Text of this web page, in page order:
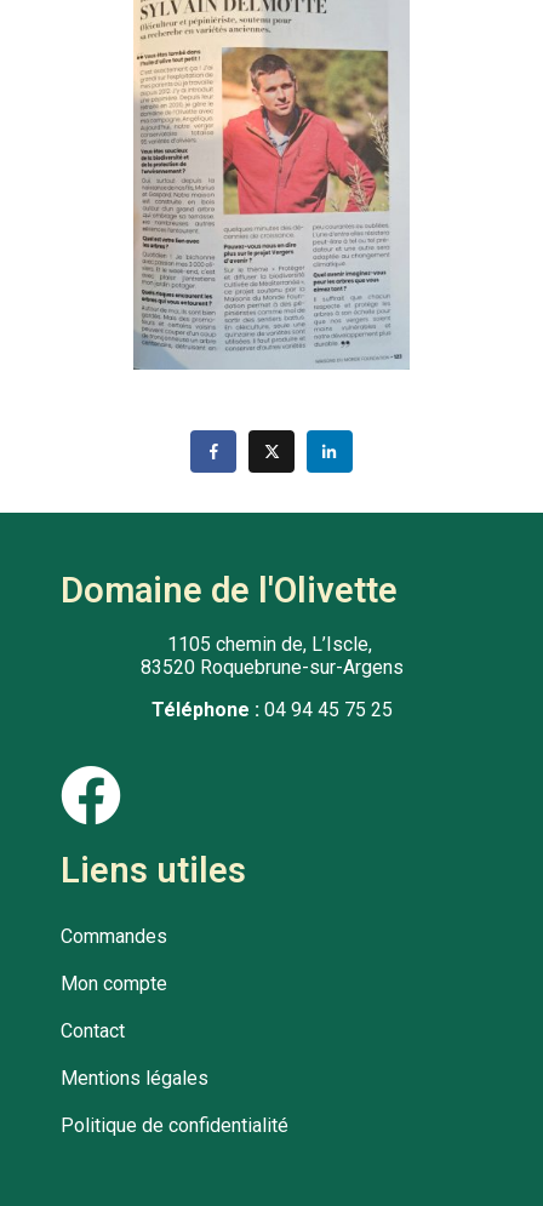
Domaine de l'Olivette
1105 chemin de, L’Iscle,
83520 Roquebrune-sur-Argens
Téléphone :04 94 45 75 25
Liens utiles
Commandes
Mon compte
Contact
Mentions légales
Politique de confidentialité